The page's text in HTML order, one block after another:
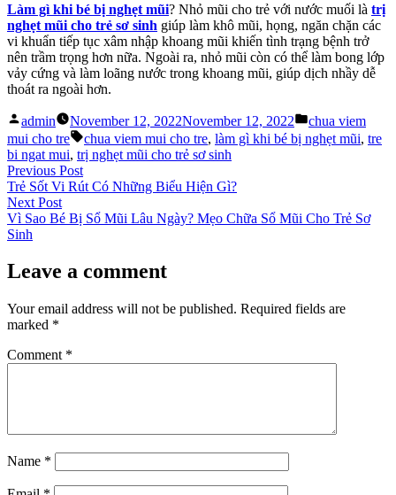
Làm gì khi bé bị nghẹt mũi? Nhỏ mũi cho trẻ với nước muối là trị
nghẹt mũi cho trẻ sơ sinh giúp làm khô mũi, họng, ngăn chặn các
vi khuẩn tiếp tục xâm nhập khoang mũi khiến tình trạng bệnh trở
nên trầm trọng hơn nữa. Ngoài ra, nhỏ mũi còn có thể làm bong lớp
vảy cứng và làm loãng nước trong khoang mũi, giúp dịch nhầy dễ
thoát ra ngoài hơn.
Posted
by
admin November 12, 2022November 12, 2022
Posted
in
chua viem
mui cho tre
Tags:
chua viem mui cho tre, làm gì khi bé bị nghẹt mũi, tre
bi ngat mui, trị nghẹt mũi cho trẻ sơ sinh
Post
navigation
Previous PostPrevious
post:
Trẻ Sốt Vi Rút Có Những Biểu Hiện Gì?
Next PostNext
post:
Vì Sao Bé Bị Sổ Mũi Lâu Ngày? Mẹo Chữa Sổ Mũi Cho Trẻ Sơ
Sinh
Leave a comment
Your email address will not be published. Required fields are
marked *
Comment *
Name *